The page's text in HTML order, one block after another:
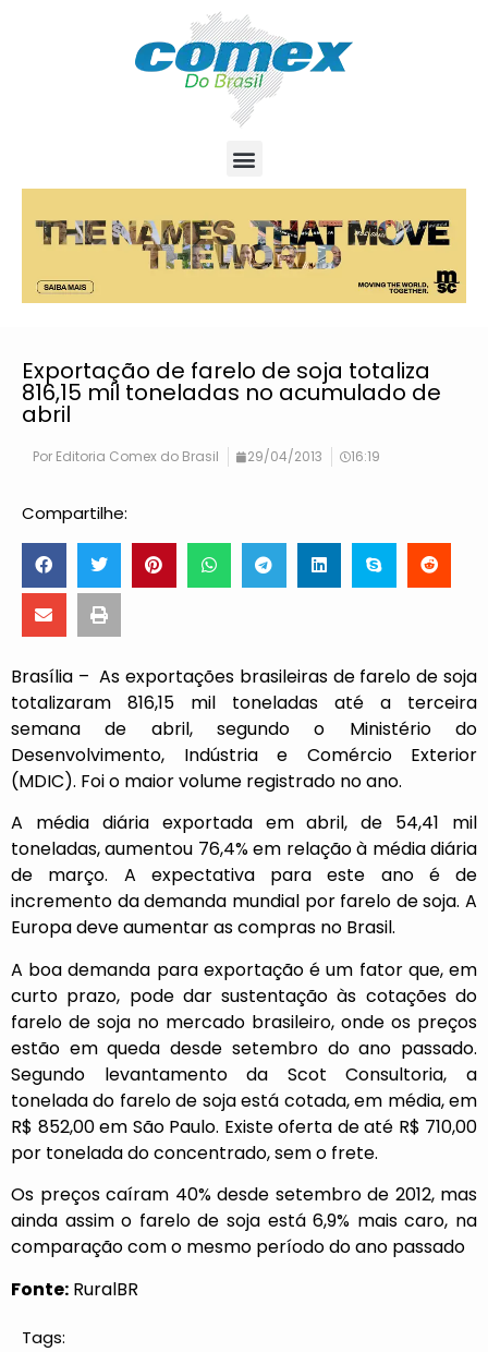
Exportação de farelo de soja totaliza
816,15 mil toneladas no acumulado de
abril
Por Editoria Comex do Brasil 29/04/2013 16:19
Compartilhe:
Brasília – As exportações brasileiras de farelo de soja
totalizaram 816,15 mil toneladas até a terceira
semana de abril, segundo o Ministério do
Desenvolvimento, Indústria e Comércio Exterior
(MDIC). Foi o maior volume registrado no ano.
A média diária exportada em abril, de 54,41 mil
toneladas, aumentou 76,4% em relação à média diária
de março. A expectativa para este ano é de
incremento da demanda mundial por farelo de soja. A
Europa deve aumentar as compras no Brasil.
A boa demanda para exportação é um fator que, em
curto prazo, pode dar sustentação às cotações do
farelo de soja no mercado brasileiro, onde os preços
estão em queda desde setembro do ano passado.
Segundo levantamento da Scot Consultoria, a
tonelada do farelo de soja está cotada, em média, em
R$ 852,00 em São Paulo. Existe oferta de até R$ 710,00
por tonelada do concentrado, sem o frete.
Os preços caíram 40% desde setembro de 2012, mas
ainda assim o farelo de soja está 6,9% mais caro, na
comparação com o mesmo período do ano passado
Fonte: RuralBR
Tags: